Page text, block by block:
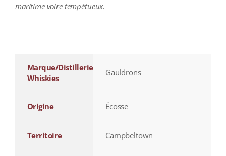
maritime voire tempétueux.
Marque/Distillerie
Whiskies
Gauldrons
Origine Écosse
Territoire Campbeltown